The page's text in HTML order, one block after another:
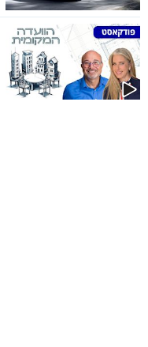
דרושים
ניוזלטרים